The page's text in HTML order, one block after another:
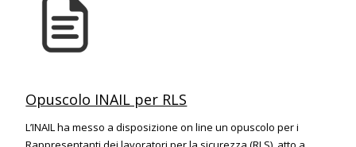
Opuscolo INAIL per RLS
L’INAIL ha messo a disposizione on line un opuscolo per i